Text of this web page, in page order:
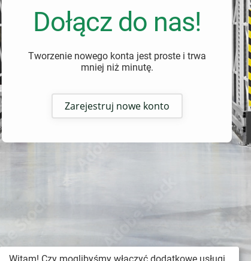
Dołącz do nas!
Tworzenie nowego konta jest proste i trwa
mniej niż minutę.
Zarejestruj nowe konto